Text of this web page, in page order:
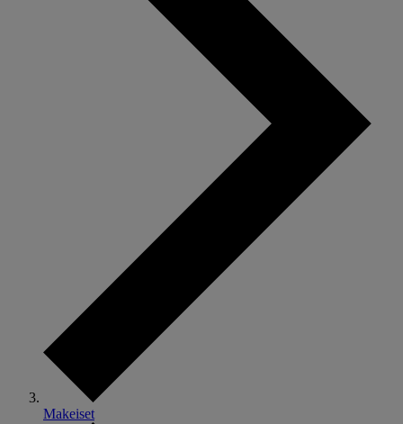
Makeiset